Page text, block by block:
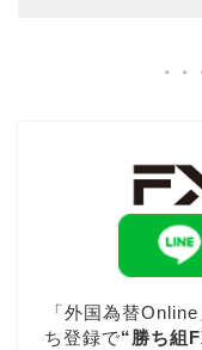
「外国為替
ち登録で“勝ち組